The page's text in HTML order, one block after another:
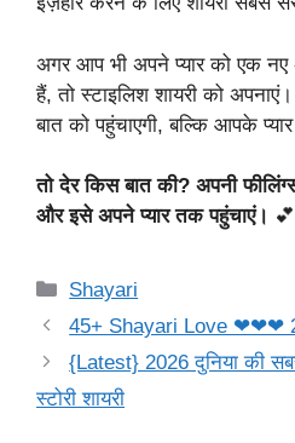
अगर आप भी अपने प्यार को एक नए
हैं, तो स्टाइलिश शायरी को
बात को पहुंचाएगी, बल्कि आपके
तो देर किस बात की? अपनी
और इसे अपने प्यार तक पहुंचाएं। 💕
Categories
Shayari
45+ Shayari Love ❤❤❤
{Latest} 2026 दुनिया की
स्टोरी शायरी